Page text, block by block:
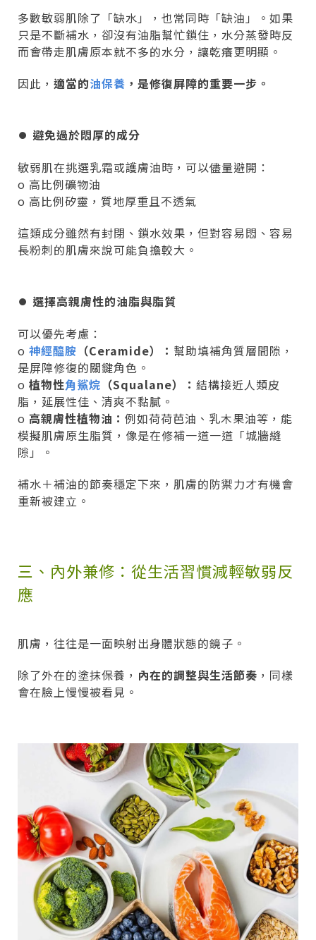
多數敏弱肌除了「缺水」，也常同時「缺油」。如果
只是不斷補水，卻沒有油脂幫忙鎖住，水分蒸發時反
而會帶走肌膚原本就不多的水分，讓乾癢更明顯。
因此， 適當的油保養 ，是修復屏障的重要一步。
⏺︎ 避免過於悶厚的成分
敏弱肌在挑選乳霜或護膚油時，可以儘量避開：
o 高比例礦物油
o 高比例矽靈，質地厚重且不透氣
這類成分雖然有封閉、鎖水效果，但對容易悶、容易
長粉刺的肌膚來說可能負擔較大。
⏺︎ 選擇高親膚性的油脂與脂質
可以優先考慮：
o 神經醯胺 （Ceramide）： 幫助填補角質層間隙，
是屏障修復的關鍵角色。
o 植物性角鯊烷 （Squalane）： 結構接近人類皮
脂，延展性佳、清爽不黏膩。
o 高親膚性植物油： 例如荷荷芭油、乳木果油等，能
模擬肌膚原生脂質，像是在修補一道一道「城牆縫
隙」。
補水＋補油的節奏穩定下來，肌膚的防禦力才有機會
重新被建立。
三、內外兼修：從生活習慣減輕敏弱反
應
肌膚，往往是一面映射出身體狀態的鏡子。
除了外在的塗抹保養， 內在的調整與生活節奏 ，同樣
會在臉上慢慢被看見。